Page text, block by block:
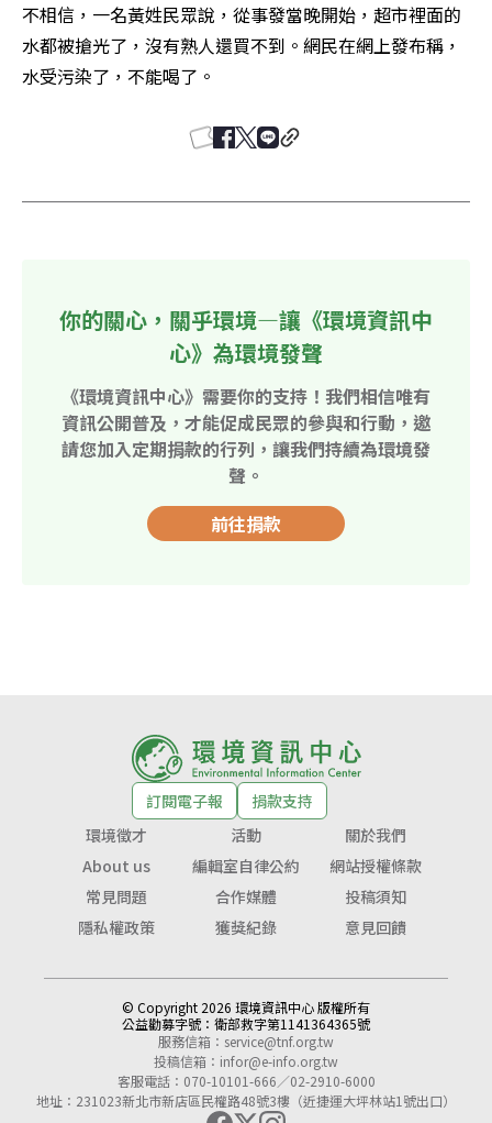
不相信，一名黃姓民眾說，從事發當晚開始，超市裡面的
水都被搶光了，沒有熟人還買不到。網民在網上發布稱，
水受污染了，不能喝了。
你的關心，關乎環境—讓《環境資訊中
心》為環境發聲
《環境資訊中心》需要你的支持！我們相信唯有
資訊公開普及，才能促成民眾的參與和行動，邀
請您加入定期捐款的行列，讓我們持續為環境發
聲。
前往捐款
訂閱電子報
捐款支持
環境徵才
活動
關於我們
About us
編輯室自律公約
網站授權條款
常見問題
合作媒體
投稿須知
隱私權政策
獲獎紀錄 意見回饋
© Copyright 2026 環境資訊中心 版權所有
公益勸募字號： 衛部救字第1141364365號
服務信箱： service@tnf.org.tw
投稿信箱： infor@e-info.org.tw
客服電話：070-10101-666／02-2910-6000
地址：231023新北市新店區民權路48號3樓（近捷運大坪林站1號出口）